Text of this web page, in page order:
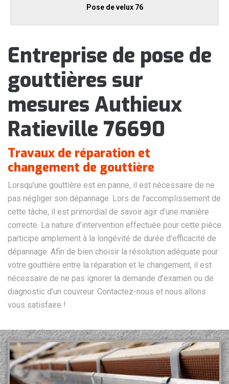
Pose de velux 76
Entreprise de pose de
gouttières sur
mesures Authieux
Ratieville 76690
Travaux de réparation et
changement de gouttière
Lorsqu’une gouttière est en panne, il est nécessaire de ne
pas négliger son dépannage. Lors de l’accomplissement de
cette tâche, il est primordial de savoir agir d’une manière
correcte. La nature d’intervention effectuée pour cette pièce
participe amplement à la longévité de durée d’efficacité de
dépannage. Afin de bien choisir la résolution adéquate pour
votre gouttière entre la réparation et le changement, il est
nécessaire de ne pas ignorer la demande d’examen ou de
diagnostic d’un couvreur. Contactez-nous et nous allons
vous satisfaire !